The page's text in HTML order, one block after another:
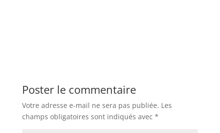
Poster le commentaire
Votre adresse e-mail ne sera pas publiée. Les
champs obligatoires sont indiqués avec *